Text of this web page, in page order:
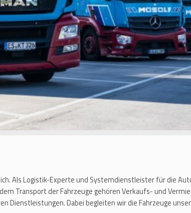
Als Logistik-Experte und Systemdienstleister für die
Transport der Fahrzeuge gehören Verkaufs- und
Dienstleistungen. Dabei begleiten wir die Fahrzeuge